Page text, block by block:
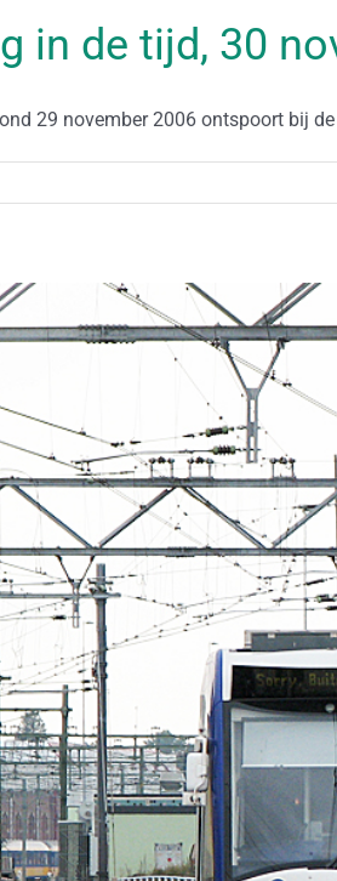
in de tijd, 30
29 november 2006 ontspoort bij de